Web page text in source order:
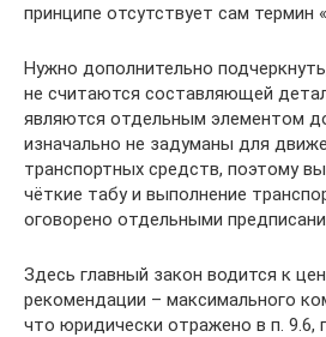
принципе отсутствует сам термин
Нужно дополнительно
не считаются составляющей
являются отдельным элементом
изначально не задуманы для
транспортных средств, поэтому
чёткие табу и выполнение
оговорено отдельными
Здесь главный закон водится к
рекомендации – максимального
что юридически отражено в п. 9.6,